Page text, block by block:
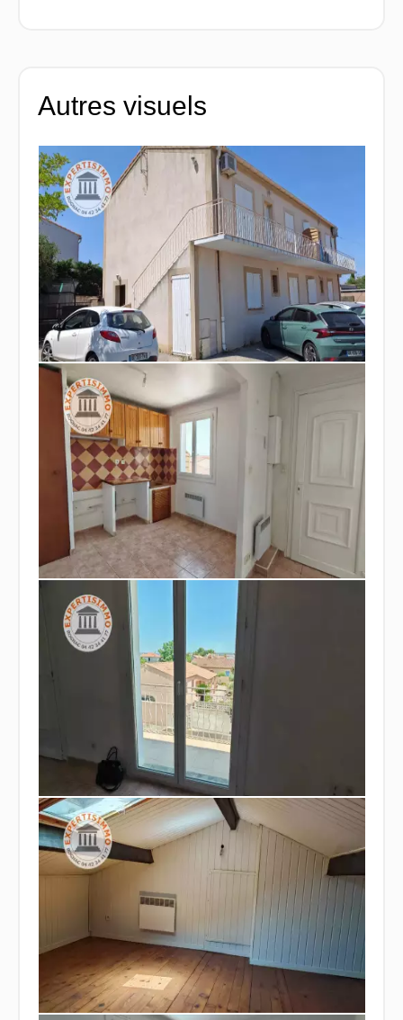
Autres visuels